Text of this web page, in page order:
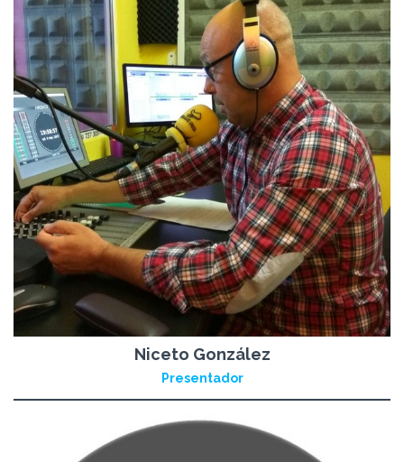
Niceto González
Presentador